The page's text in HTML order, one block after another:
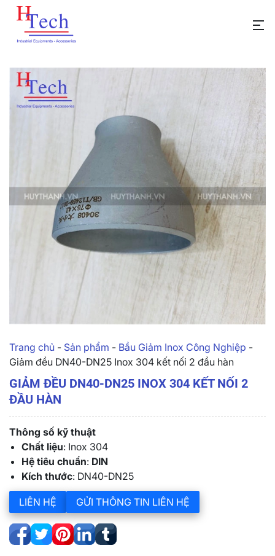
Trang chủ - Sản phẩm - Bầu Giảm Inox Công Nghiệp -
Giảm đều DN40-DN25 Inox 304 kết nối 2 đầu hàn
GIẢM ĐỀU DN40-DN25 INOX 304 KẾT NỐI 2
ĐẦU HÀN
Thông số kỹ thuật
Chất liệu: Inox 304
Hệ tiêu chuẩn: DIN
Kích thước: DN40-DN25
LIÊN HỆ GỬI THÔNG TIN LIÊN HỆ